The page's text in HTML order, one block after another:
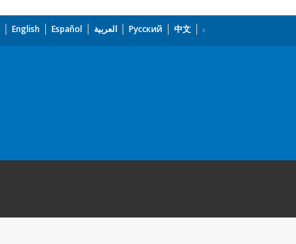
English Español العربية Русский 中文